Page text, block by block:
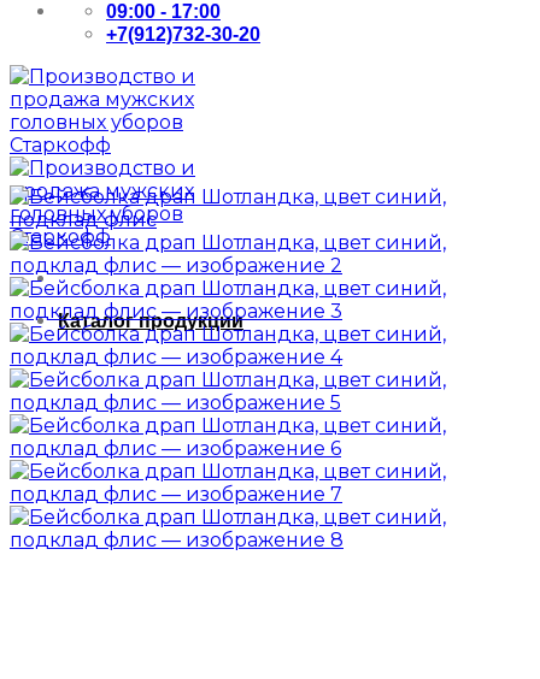
09:00 - 17:00
+7(912)732-30-20
Каталог продукции